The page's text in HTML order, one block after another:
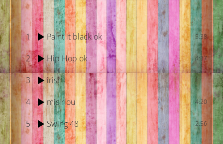
1 Paint it black ok 5:38
2 Hip Hop ok 4:37
3
irish
4
misirlou 4:20
5 Swing 48 2:56